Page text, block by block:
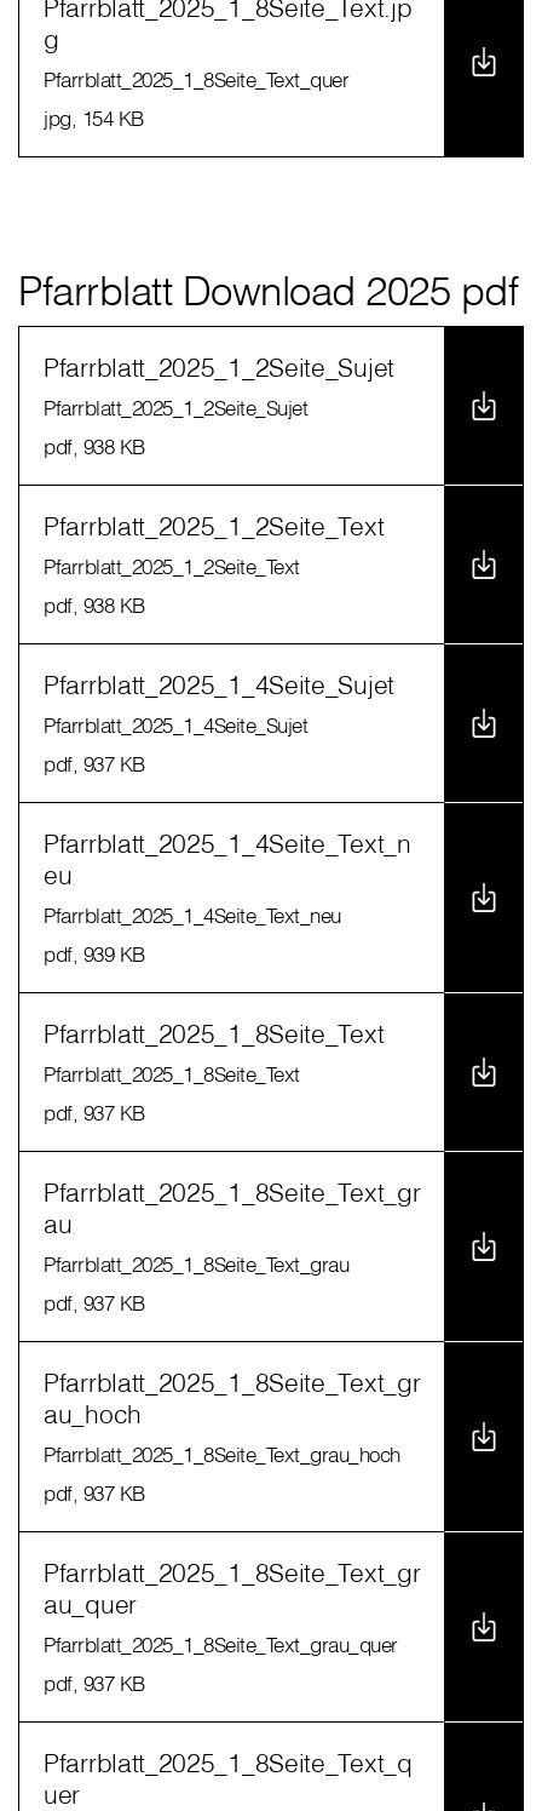
Pfarrblatt_2025_1_8Seite_Text.jp
g
Pfarrblatt_2025_1_8Seite_Text_quer
jpg , 154 KB
Pfarrblatt Download 2025 pdf
Pfarrblatt_2025_1_2Seite_Sujet
Pfarrblatt_2025_1_2Seite_Sujet
pdf, 938 KB
Pfarrblatt_2025_1_2Seite_Text
Pfarrblatt_2025_1_2Seite_Text
pdf, 938 KB
Pfarrblatt_2025_1_4Seite_Sujet
Pfarrblatt_2025_1_4Seite_Sujet
pdf, 937 KB
Pfarrblatt_2025_1_4Seite_Text_n
eu
Pfarrblatt_2025_1_4Seite_Text_neu
pdf, 939 KB
Pfarrblatt_2025_1_8Seite_Text
Pfarrblatt_2025_1_8Seite_Text
pdf, 937 KB
Pfarrblatt_2025_1_8Seite_Text_gr
au
Pfarrblatt_2025_1_8Seite_Text_grau
pdf, 937 KB
Pfarrblatt_2025_1_8Seite_Text_gr
au_hoch
Pfarrblatt_2025_1_8Seite_Text_grau_hoch
pdf, 937 KB
Pfarrblatt_2025_1_8Seite_Text_gr
au_quer
Pfarrblatt_2025_1_8Seite_Text_grau_quer
pdf, 937 KB
Pfarrblatt_2025_1_8Seite_Text_q
uer